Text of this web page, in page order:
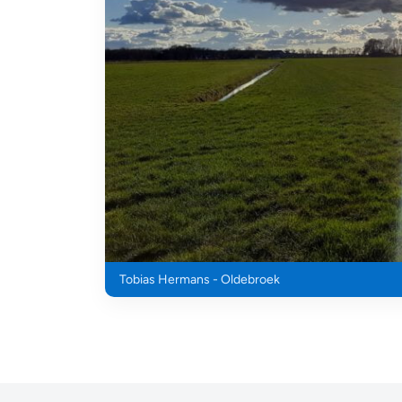
Tobias Hermans - Oldebroek